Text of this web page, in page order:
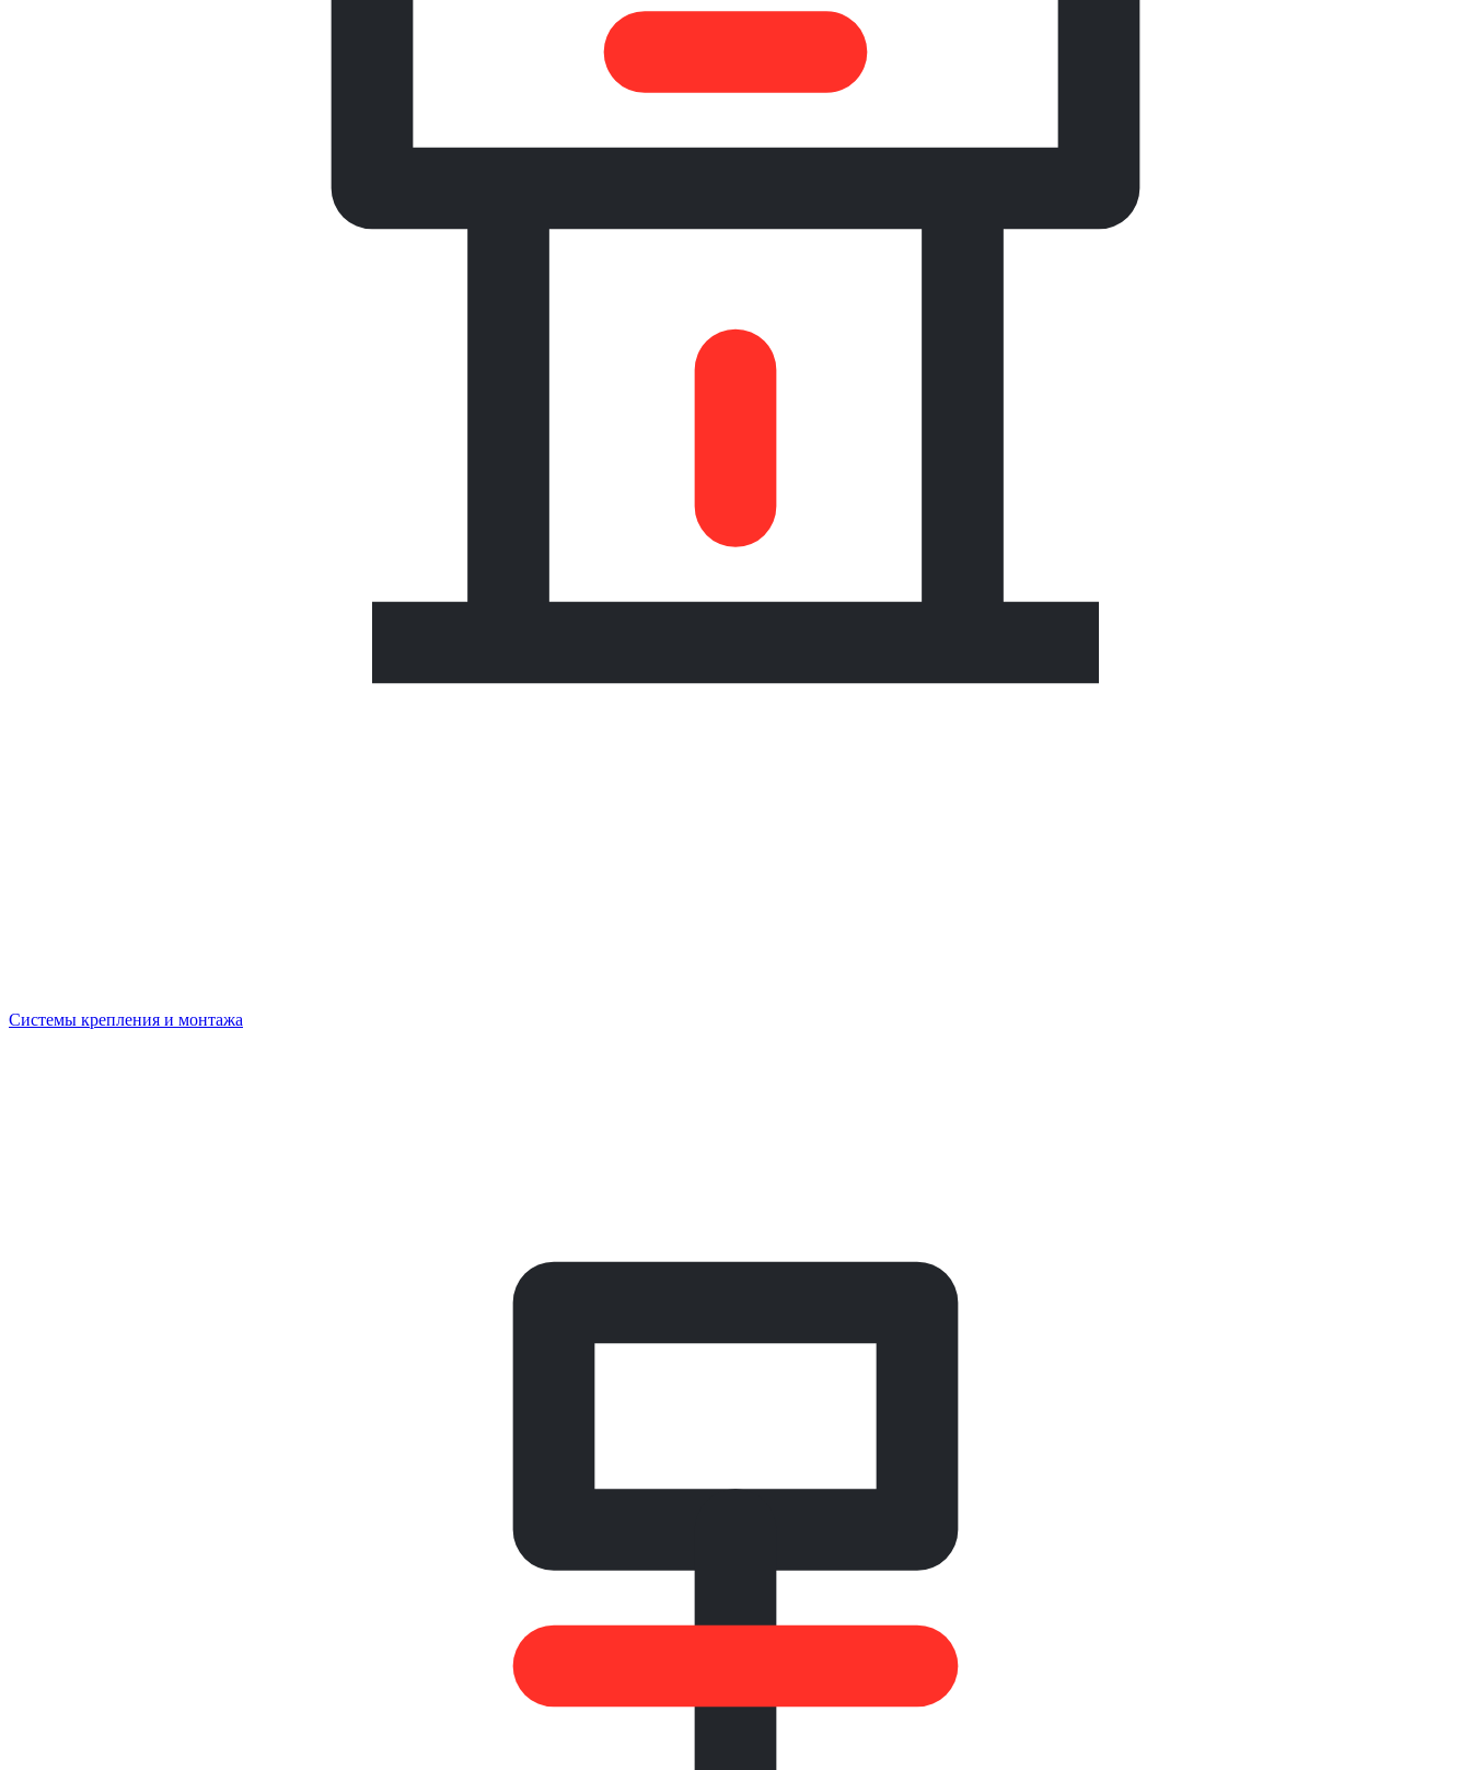
Системы крепления и монтажа